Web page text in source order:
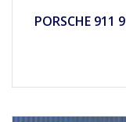
PORSCHE 911